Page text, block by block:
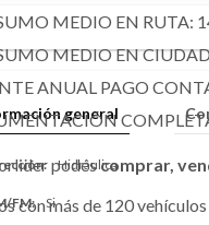
general
Hidráulica
FM Si
MEDIO EN RUTA:
MEDIO EN
ANUAL PAGO
podéscomprar,
con más de 120